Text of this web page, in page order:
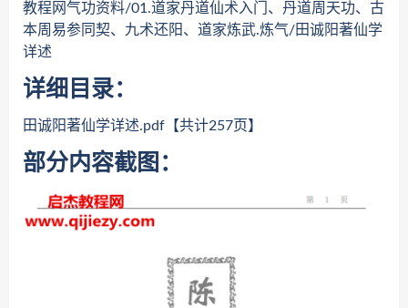
教程网气功资料/01.道家丹道仙术入门、丹道周天功、古
本周易参同契、九术还阳、道家炼武.炼气/田诚阳著仙学
详述
详细目录：
田诚阳著仙学详述.pdf【共计257页】
部分内容截图：